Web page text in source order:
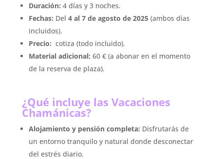
Duración: 4 días y 3 noches.
Fechas: Del 4 al 7 de agosto de 2025(ambos días
incluidos).
Precio: cotiza (todo incluido).
Material adicional: 60 € (a abonar en el momento
de la reserva de plaza).
¿Qué incluye las Vacaciones
Chamánicas?
Alojamiento y pensión completa: Disfrutarás de
un entorno tranquilo y natural donde desconectar
del estrés diario.